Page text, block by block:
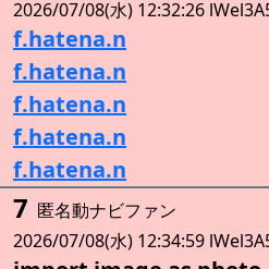
2026/07/08(水) 12:32:26
f.hatena.n
f.hatena.n
f.hatena.n
f.hatena.n
f.hatena.n
7 匿名動ナビファン
2026/07/08(水) 12:34:59